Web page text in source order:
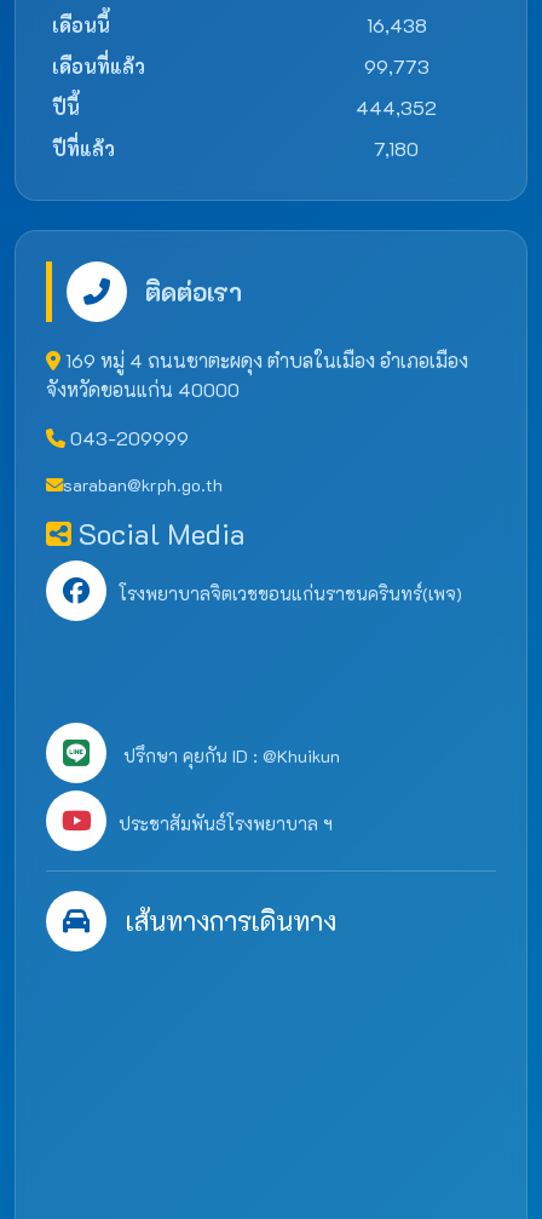
เดือนนี้
16,438
เดือนที่แล้ว
99,773
ปีนี้
444,352
ปีที่แล้ว
7,180
ติดต่อเรา
169 หมู่ 4 ถนนชาตะผดุง ตำบลในเมือง อำเภอเมือง
จังหวัดขอนแก่น 40000
043-209999
saraban@krph.go.th
Social Media
โรงพยาบาลจิตเวชขอนแก่นราชนครินทร์(เพจ)
ปรึกษา คุยกัน ID : @Khuikun
ประชาสัมพันธ์โรงพยาบาล ฯ
เส้นทางการเดินทาง